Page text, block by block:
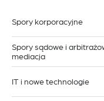
Spory korporacyjne
Spory sądowe i
mediacja
IT i nowe technologie